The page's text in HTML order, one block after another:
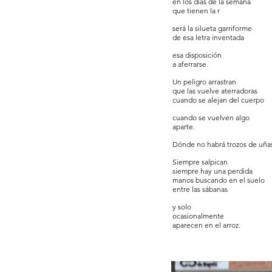
que tienen la r
será la silueta garriforme
de esa letra inventada
esa disposición
a aferrarse.
Un peligro arrastran
que las vuelve aterradoras
cuando se alejan del cuerpo
cuando se vuelven algo
aparte.
Dónde no habrá trozos de
Siempre salpican
siempre hay una perdida
manos buscando en el suelo
entre las sábanas
y solo
ocasionalmente
aparecen en el arroz.